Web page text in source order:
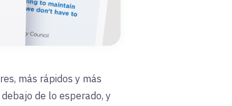
más rápidos y más
de lo esperado, y